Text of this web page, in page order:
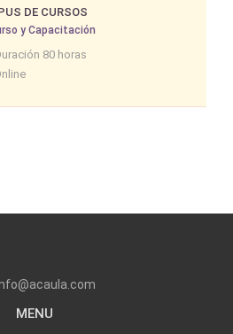
DE CURSOS
y Capacitación
80 horas
MENU